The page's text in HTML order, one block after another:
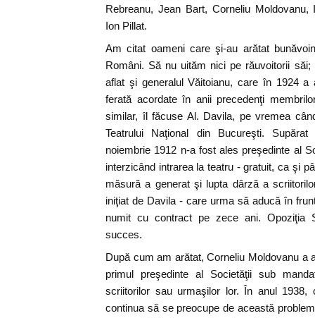
Rebreanu, Jean Bart, Corneliu
Ion Pillat.
Am citat oameni care şi-au arătat
Români. Să nu uităm nici pe răuvoitorii
aflat şi generalul Văitoianu, care în 1924
ferată acordate în anii precedenţi
similar, îl făcuse Al. Davila, pe vremea
Teatrului Naţional din Bucureşti.
noiembrie 1912 n-a fost ales preşedinte al
interzicând intrarea la teatru - gratuit, ca şi
măsură a generat şi lupta dârză a
iniţiat de Davila - care urma să aducă în
numit cu contract pe zece ani. Opoziţia
succes.
După cum am arătat, Corneliu Moldovanu a
primul preşedinte al Societăţii sub
scriitorilor sau urmaşilor lor. În anul 1938,
continua să se preocupe de această